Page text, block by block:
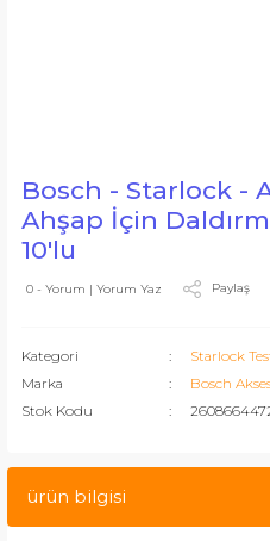
Bosch - Starlock -
Ahşap İçin
10'lu
0 - Yorum | Yorum Yaz Paylaş
Kategori
Starlock
Marka
Bosch
Stok Kodu
ürün bilgisi